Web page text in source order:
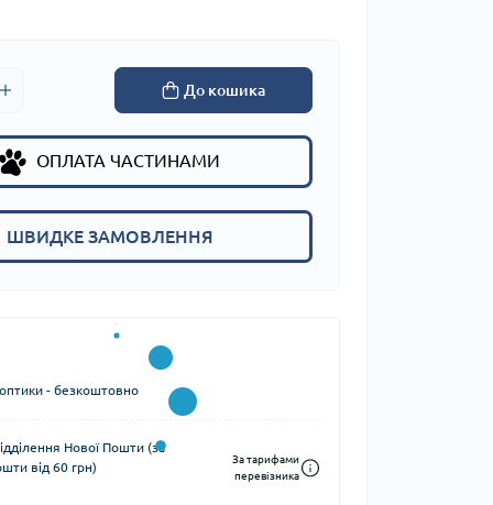
До кошика
ОПЛАТА ЧАСТИНАМИ
ШВИДКЕ ЗАМОВЛЕННЯ
- безкоштовно
Нової Пошти (за
від 60 грн)
За тарифами
перевізника